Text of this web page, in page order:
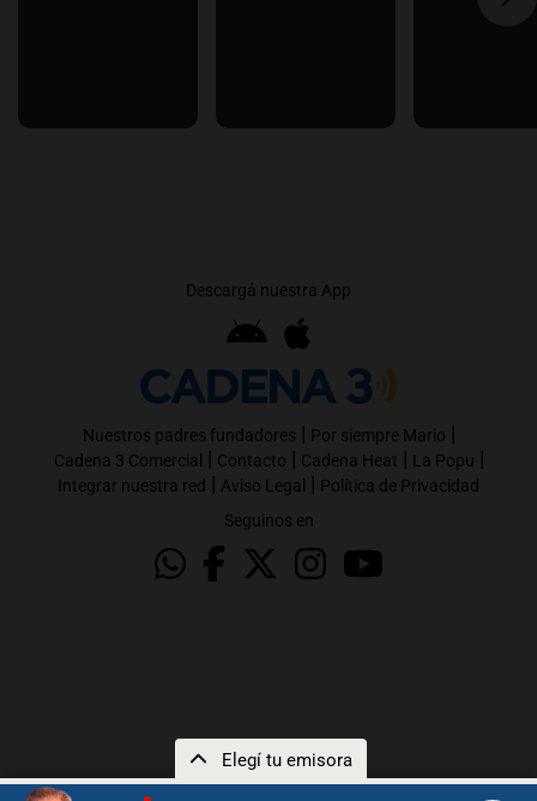
Elegí tu emisora
Descargá nuestra App
Nuestros padres fundadores | Por siempre Mario |
Cadena 3 Comercial | Contacto | Cadena Heat | La Popu |
Integrar nuestra red | Aviso Legal | Política de Privacidad
Seguinos en